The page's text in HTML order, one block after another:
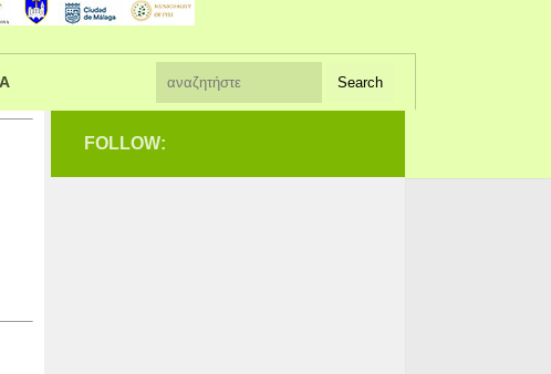
FOLLOW: